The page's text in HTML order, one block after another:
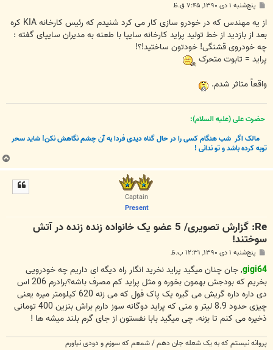
پ
ت
پنج‌شنبه ۱ دی ۱۳۹۰, ۷:۴۵ ق.ظ
از یه مهندس که در خودرو سازی کار می کرد شنیدم که رئیس کارخانه KIA کره
بعد از بازدید از خط تولید پراید کارخانه سایپا با طعنه به مدیران سایپای گفته :
چه خودروی قشنگی! خودتون ساختید!؟!
پراید = تابوت متحرک
واقعاً متاثر شدم.
حضرت علی (علیه السلام):
مالک اگر شب هنگام کسی را در حال گناه دیدی فردا به آن چشم نگاهش نکن! شاید سحر
توبه کرده باشد و تو ندانی !
ب
ا
Captain
Present
Re: گزارش تصویری/ 5 عضو یک خانواده زنده زنده در آتش
سوختند!
پ
ت
پنج‌شنبه ۱ دی ۱۳۹۰, ۱۲:۳۱ ب.ظ
gigi64, جان چنان میگید پراید نخرید انگار راه دیگه ای داریم چه خودرویی
بخریم که بودجش بهمون بخوره و مثل پراید کم مصرف باشه؟برادرم 206 اس
دی داره داره گریش می گیره یک پاک فول که می زنه 620 کیلومتر میره یعنی
چیزی حدود 8.9 لیتر و منی که پراید دوگانه سوز دارم براش بنزین 400 تومانی
ذخیره می کنم تا بزنه. چی میگید بابا نفستون از جای گرم بلند میشه ها !
پروانه نیستم که به یک شعله جان دهم / شمعم که سوزم و دودی نیاورم